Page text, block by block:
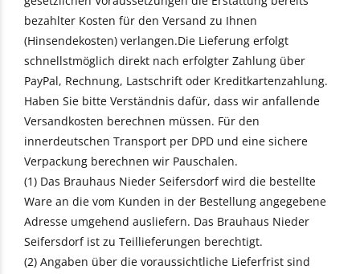
bezahlter Kosten für den Versand zu Ihnen
(Hinsendekosten) verlangen.Die Lieferung erfolgt
schnellstmöglich direkt nach erfolgter Zahlung über
PayPal, Rechnung, Lastschrift oder Kreditkartenzahlung.
Haben Sie bitte Verständnis dafür, dass wir anfallende
Versandkosten berechnen müssen. Für den
innerdeutschen Transport per DPD und eine sichere
Verpackung berechnen wir Pauschalen.
(1) Das Brauhaus Nieder Seifersdorf wird die bestellte
Ware an die vom Kunden in der Bestellung angegebene
Adresse umgehend ausliefern. Das Brauhaus Nieder
Seifersdorf ist zu Teillieferungen berechtigt.
(2) Angaben über die voraussichtliche Lieferfrist sind